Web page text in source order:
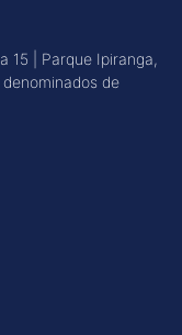
15 | Parque Ipiranga,
de